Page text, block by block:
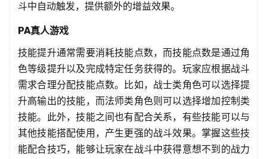
斗中自动触发，提供额外的增益效果。
PA真人游戏
技能提升通常需要消耗技能点数，而技能点数是通过角
色等级提升以及完成特定任务获得的。玩家应根据战斗
需求合理分配技能点数。比如，战士类角色可以选择提
升高输出的技能，而法师类角色则可以选择增加控制类
技能。此外，技能之间也有配合关系，有些技能可以与
其他技能搭配使用，产生更强的战斗效果。掌握这些技
能配合技巧，能够让玩家在战斗中获得意想不到的战力